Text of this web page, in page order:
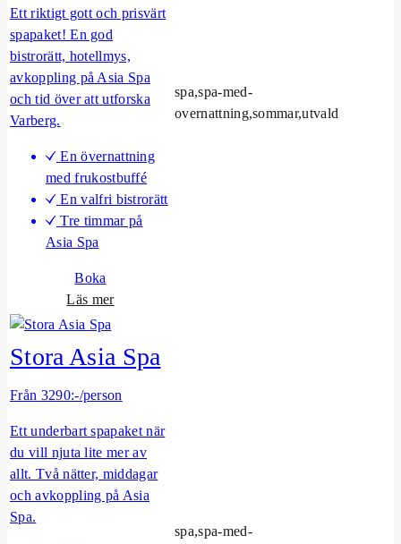
a
s
i
a
a
Ett riktigt gott och prisvärt
spapaket! En god
bistrorätt, hotellmys,
avkoppling på Asia Spa
och tid över att utforska
Varberg.
En övernattning
med frukostbuffé
En valfri bistrorätt
Tre timmar på
Asia Spa
Boka
Läs mero
p
&
B
i
s
t
spa,spa-med-
overnattning,sommar,utvald
Stora Asia Spa
Från 3290:-/person
Ett underbart spapaket när
du vill njuta lite mer av
allt. Två nätter, middagar
och avkoppling på Asia
Spa.
spa,spa-med-